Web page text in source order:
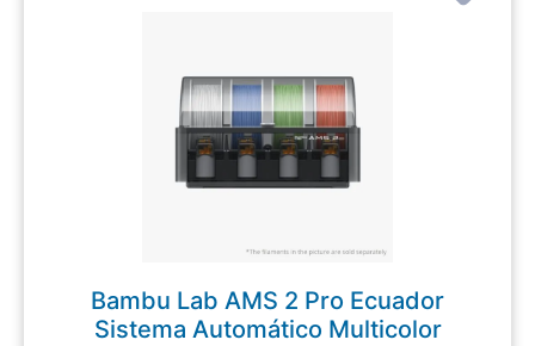
Bambu Lab AMS 2 Pro Ecuador
Sistema Automático Multicolor